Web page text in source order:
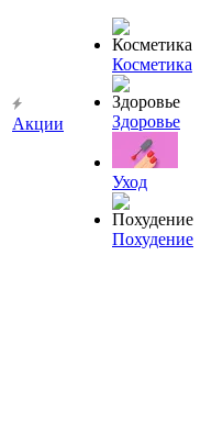
Акции
Косметика
Здоровье
Уход
Похудение